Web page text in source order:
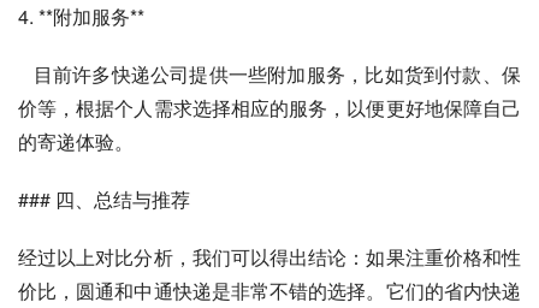
4. **附加服务**
价等，根据个人需求选择相应的服务，以便更好地保障自己
的寄递体验。
### 四、总结与推荐
经过以上对比分析，我们可以得出结论：如果注重价格和性
价比，圆通和中通快递是非常不错的选择。它们的省内快递